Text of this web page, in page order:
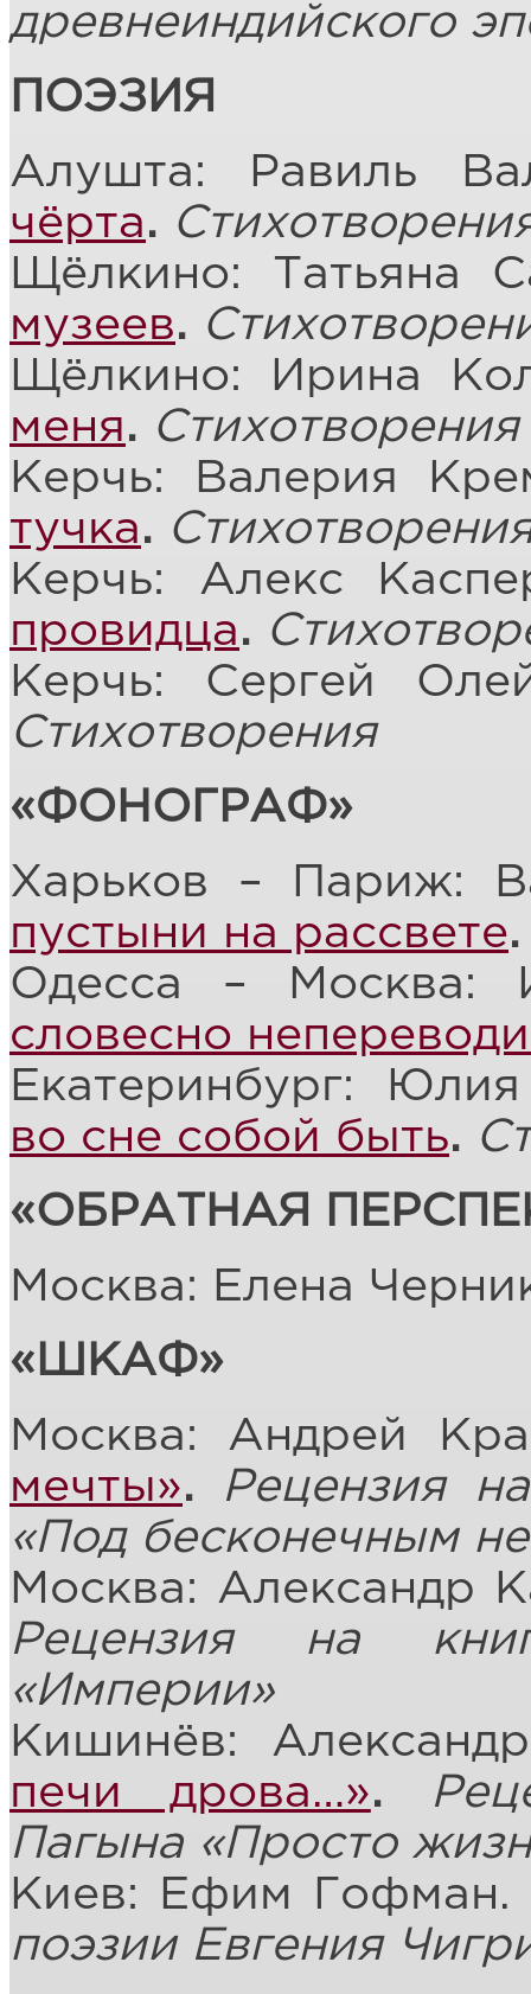
древнеиндийского
ПОЭЗИЯ
Алушта: Равиль
чёрта.
Щёлкино: Татьяна
музеев.
Щёлкино: Ирина
меня. Стихотворения
Керчь: Валерия
тучка.
Керчь: Алекс
провидца.
Керчь: Сергей
Стихотворения
«ФОНОГРАФ»
Харьков – Париж:
пустыни на рассвете.
Одесса – Москва:
словесно
Екатеринбург:
во сне собой быть.
«ОБРАТНАЯ
Москва: Елена
«ШКАФ»
Москва: Андрей
мечты».
Рецензия
«Под бесконечным
Москва: Александр
Рецензия на
«Империи»
Кишинёв:
печи дрова…».
Пагына «Просто
Киев: Ефим Гофман.
поэзии Евгения